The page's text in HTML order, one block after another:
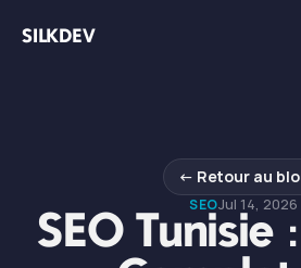
SILKDEV
← Retour au
SEOJul 14, 2026
SEO Tunisie